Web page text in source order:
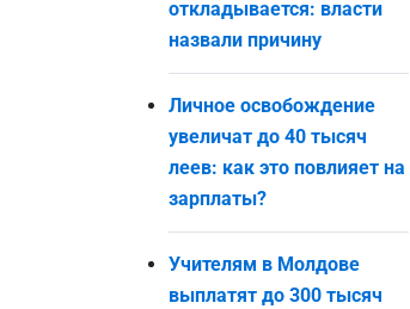
откладывается: власти
назвали причину
Личное освобождение
увеличат до 40 тысяч
леев: как это повлияет на
зарплаты?
Учителям в Молдове
выплатят до 300 тысяч